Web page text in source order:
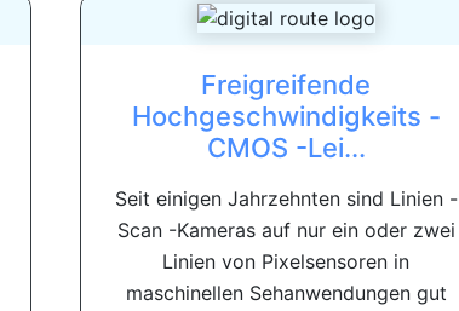
Freigreifende
Hochgeschwindigkeits -
CMOS -Lei...
Seit einigen Jahrzehnten sind Linien -
Scan -Kameras auf nur ein oder zwei
Linien von Pixelsensoren in
maschinellen Sehanwendungen gut